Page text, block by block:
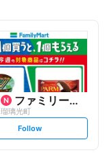
ファミリーマート
瑠璃光町
s
Follow